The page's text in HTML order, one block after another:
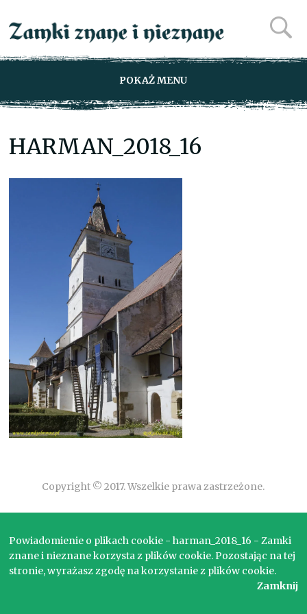
POKAŻ MENU
HARMAN_2018_16
Copyright © 2017. Wszelkie prawa zastrzeżone.
Powiadomienie o plikach cookie - harman_2018_16 - Zamki
znane i nieznane korzysta z plików cookie. Pozostając na tej
stronie, wyrażasz zgodę na korzystanie z plików cookie.
Zamknij